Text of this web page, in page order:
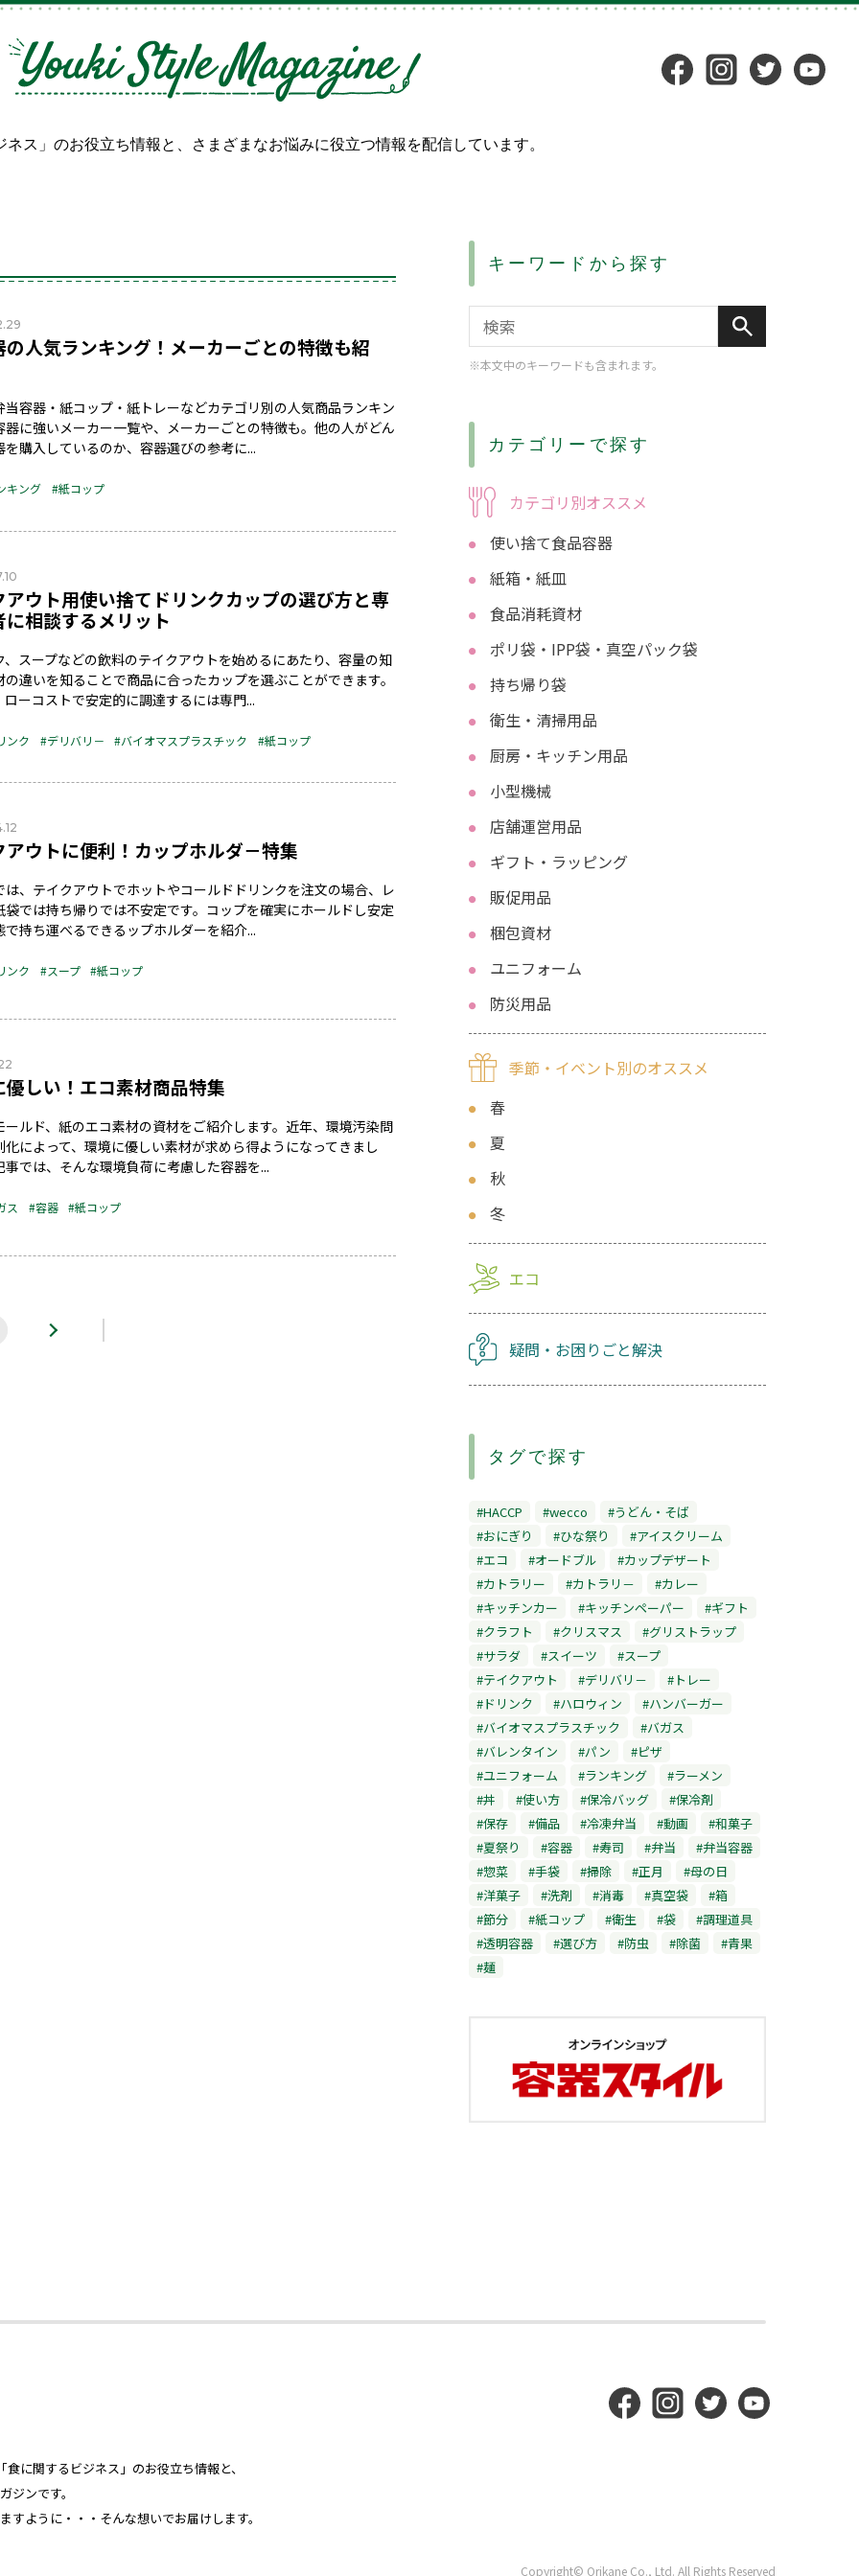
ス」のお役立ち情報と、 さまざまなお悩みに役立つ情報を配信しています。
の人気ランキング！メーカーごとの特徴も紹
当容器・紙コップ・紙トレーなどカテゴリ別の人気商品ランキン
器に強いメーカー一覧や、メーカーごとの特徴も。他の人がどん
を購入しているのか、容器選びの参考に...
キング #紙コップ
アウト用使い捨てドリンクカップの選び方と専
に相談するメリット
、スープなどの飲料のテイクアウトを始めるにあたり、容量の知
の違いを知ることで商品に合ったカップを選ぶことができます。
ローコストで安定的に調達するには専門...
ンク #デリバリ－ #バイオマスプラスチック #紙コップ
アウトに便利！カップホルダ－特集
は、テイクアウトでホットやコールドドリンクを注文の場合、レ
袋では持ち帰りでは不安定です。コップを確実にホールドし安定
で持ち運べるできるップホルダーを紹介...
ンク #スープ #紙コップ
優しい！エコ素材商品特集
ールド、紙のエコ素材の資材をご紹介します。近年、環境汚染問
化によって、環境に優しい素材が求めら得ようになってきまし
事では、そんな環境負荷に考慮した容器を...
ス #容器 #紙コップ
キーワードから探す
※本文中のキーワードも含まれます。
カテゴリーで探す
カテゴリ別オススメ
使い捨て食品容器
紙箱・紙皿
食品消耗資材
ポリ袋・IPP袋・真空パック袋
持ち帰り袋
衛生・清掃用品
厨房・キッチン用品
小型機械
店舗運営用品
ギフト・ラッピング
販促用品
梱包資材
ユニフォーム
防災用品
季節・イベント別のオススメ
春
夏
秋
冬
エコ
疑問・お困りごと解決
タグで探す
#HACCP #wecco
#うどん・そば
#おにぎり
#ひな祭り
#アイスクリーム
#エコ
#オードブル
#カップデザート
#カトラリー
#カトラリ－
#カレー
#キッチンカー
#キッチンペーパー
#ギフト
#クラフト
#クリスマス
#グリストラップ
#サラダ
#スイーツ
#スープ
#テイクアウト
#デリバリ－
#トレー
#ドリンク
#ハロウィン
#ハンバーガー
#バイオマスプラスチック
#バガス
#バレンタイン
#パン
#ピザ
#ユニフォーム
#ランキング
#ラーメン
#丼
#使い方 #保冷バッグ
#保冷剤
#保存
#備品 #冷凍弁当 #動画
#和菓子
#夏祭り
#容器 #寿司 #弁当
#弁当容器
#惣菜
#手袋 #掃除 #正月
#母の日
#洋菓子
#洗剤 #消毒 #真空袋
#箱
#節分
#紙コップ #衛生 #袋
#調理道具
#透明容器
#選び方 #防虫 #除菌
#青果
#麺
に関するビジネス」のお役立ち情報と、
ジンです。
ように・・・そんな想いでお届けします。
Copyright© Orikane Co., Ltd. All Rights Reserved